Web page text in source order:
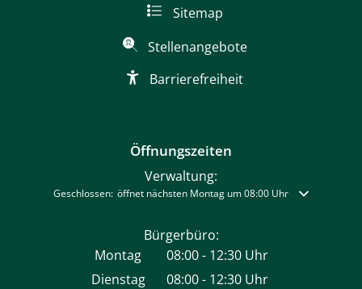
Sitemap
Stellenangebote
Barrierefreiheit
Öffnungszeiten
Verwaltung:
Klicken, um weitere Öffnungs- oder Schließzeiten auszublenden
Geschlossen: öffnet nächsten Montag um 08:00 Uhr
Bürgerbüro:
Montag
08:00- 12:30 Uhr
Von 08:00 bis 12:30 Uhr
Dienstag 08:00- 12:30 Uhr